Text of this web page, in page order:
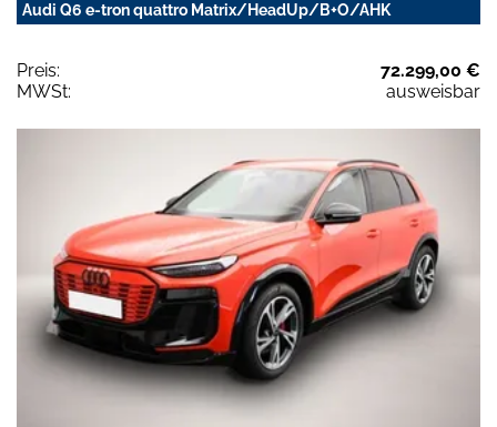
Audi Q6 e-tron quattro Matrix/HeadUp/B+O/AHK
Preis:
72.299,00 €
MWSt:
ausweisbar